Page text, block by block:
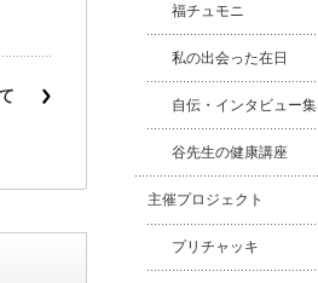
福チュモニ
私の出会った在日
自伝・インタビュー集
谷先生の健康講座
主催プロジェクト
プリチャッキ